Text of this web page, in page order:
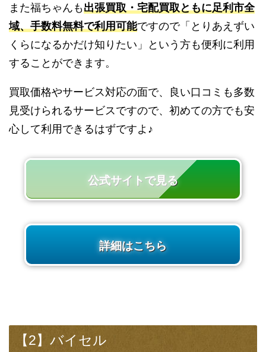
また福ちゃんも出張買取・宅配買取ともに足利市全
域、手数料無料で利用可能ですので「とりあえずい
くらになるかだけ知りたい」という方も便利に利用
することができます。
買取価格やサービス対応の面で、良い口コミも多数
見受けられるサービスですので、初めての方でも安
心して利用できるはずですよ♪
公式サイトで見る
詳細はこちら
【2】バイセル